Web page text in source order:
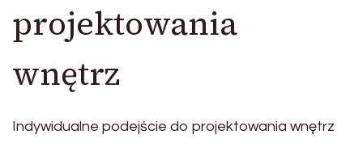
projektowania
wnętrz
Indywidualne podejście do projektowania wnętrz